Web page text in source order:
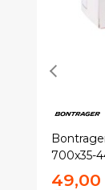
700x35-
49,00